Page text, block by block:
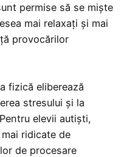
permise să se miște
mai relaxați și mai
provocărilor
fizică eliberează
stresului și la
elevii autiști,
ridicate de
de procesare